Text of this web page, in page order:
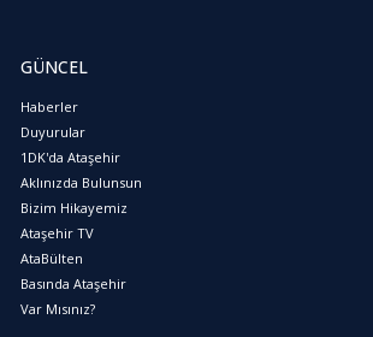
GÜNCEL
Haberler
Duyurular
1DK'da Ataşehir
Aklınızda Bulunsun
Bizim Hikayemiz
Ataşehir TV
AtaBülten
Basında Ataşehir
Var Mısınız?